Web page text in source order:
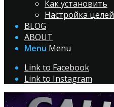
Как установить
Настройка целей
BLOG
ABOUT
Menu Menu
Link to Facebook
Link to Instagram